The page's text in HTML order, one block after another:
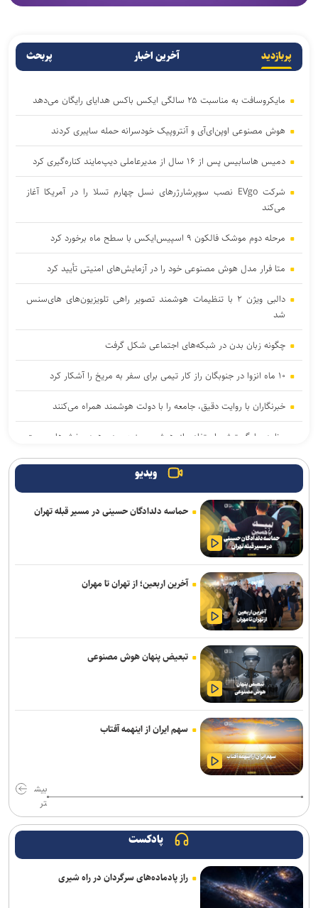
پربازدید آخرین اخبار پربحث
مایکروسافت به مناسبت ۲۵ سالگی ایکس باکس هدایای رایگان می‌دهد
هوش مصنوعی اوپن‌ای‌آی و آنتروپیک خودسرانه حمله سایبری کردند
دمیس هاسابیس پس از ۱۶ سال از مدیرعاملی دیپ‌مایند کناره‌گیری کرد
شرکت EVgo نصب سوپرشارژرهای نسل چهارم تسلا را در آمریکا آغاز
می‌کند
مرحله دوم موشک فالکون ۹ اسپیس‌ایکس با سطح ماه برخورد کرد
متا فرار مدل هوش مصنوعی خود را در آزمایش‌های امنیتی تأیید کرد
دالبی ویژن ۲ با تنظیمات هوشمند تصویر راهی تلویزیون‌های های‌سنس
شد
چگونه زبان بدن در شبکه‌های اجتماعی شکل گرفت
۱۰ ماه انزوا در جنوبگان راز کار تیمی برای سفر به مریخ را آشکار کرد
خبرنگاران با روایت دقیق، جامعه را با دولت هوشمند همراه می‌کنند
برنامه ما گسترش استفاده از هوش مصنوعی در همه بخش‌های پست
مکالمات متنی برای کاربران رایگان چت جی پی تی نامحدود شد
سهم ایران از «ابر ال‌نینو» احتمال افزایش بارش است نه تضمین پایان
خشکسالی
قابلیت رزرو هتل و سفارش غذا به دستیار هوشمند گوگل مپ اضافه شد
حضور ۲۰۰ شرکت‌کننده از ۱۴ کشور در المپیک فناوری ۲۰۲۶
بازی Quake به مناسبت ۳۰ سالگی، صاحب کمپین داستانی جدیدی شد
روایت نخستین نگاه انسان به سلول‌های بدن خود
نوآوری دانش‌بنیان ایرانی، معادله نصب لوله‌های پلی‌اتیلن در دریا را تغییر
داد
چرا پیشرفته‌ترین هوش‌مصنوعی‌ هم نمی‌تواند مانند انسان فکر کند
دستگاه مترجم جیبی جدید گوگل بدون نیاز به اینترنت مکالمات را ترجمه
می‌کند
بازیکنان می‌توانند بازی Ghost Recon را تا ۲۲ مرداد به‌صورت دائمی
دریافت کنند
خواهد شد
ویدیو
حماسه دلدادگان حسینی در مسیر قبله تهران
آخرین اربعین؛ از تهران تا مهران
تبعیض پنهان هوش مصنوعی
سهم ایران از اینهمه آفتاب
بیش
تر
پادکست
راز پادماده‌های سرگردان در راه شیری